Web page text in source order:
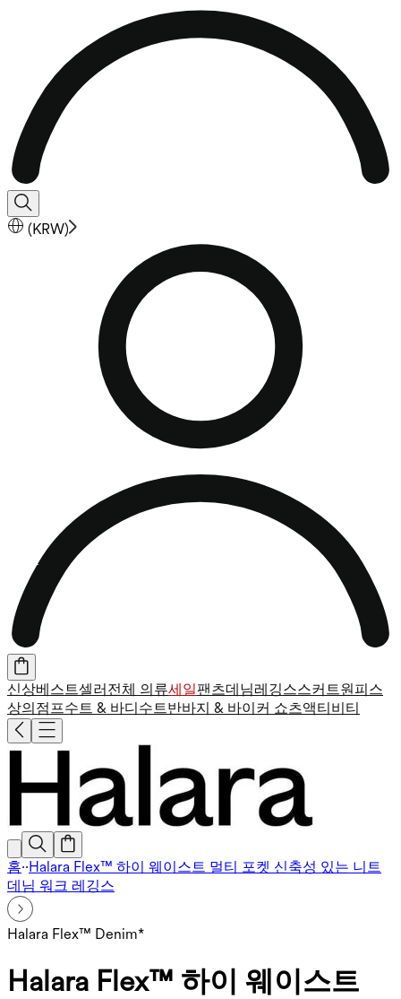
(KRW)
신상베스트셀러 전체 의류세일팬츠데님레깅스스커트원피스
상의 점프수트 & 바디수트반바지 & 바이커 쇼츠액티비티
홈··Halara Flex™ 하이 웨이스트 멀티 포켓 신축성 있는 니트
데님 워크 레깅스
Halara Flex™ Denim*
Halara Flex™ 하이 웨이스트